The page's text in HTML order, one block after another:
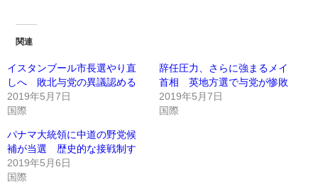
関連
イスタンブール市長選やり直
しへ 敗北与党の異議認める
2019年5月7日
国際
辞任圧力、さらに強まるメイ
首相 英地方選で与党が惨敗
2019年5月7日
国際
パナマ大統領に中道の野党候
補が当選 歴史的な接戦制す
2019年5月6日
国際